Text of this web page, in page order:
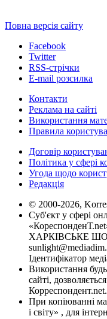
Повна версія сайту
Facebook
Twitter
RSS-стрічки
E-mail розсилка
Контакти
Реклама на сайті
Використання
Правила
Договір
Політика у сфері
Угода щодо
Редакція
© 2000-2026,
Суб'єкт у сфері
ХАРКІВСЬКЕ
Ідентифікатор
Використання
сайті,
Корреспондент.net.
При копіюванні
і світу» , для